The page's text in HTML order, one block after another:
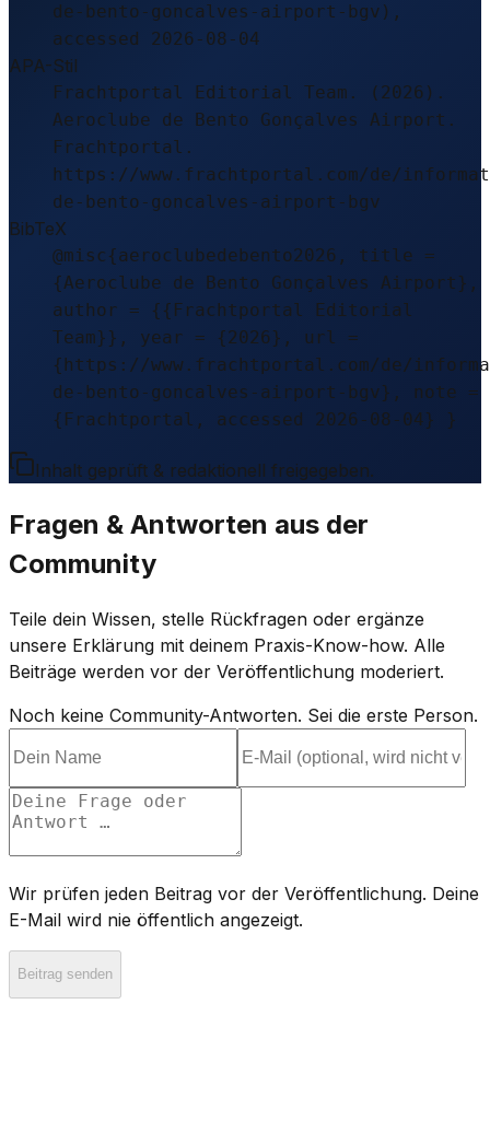
de-bento-goncalves-airport-bgv),
accessed 2026-08-04
APA-Stil
Frachtportal Editorial Team. (2026).
Aeroclube de Bento Gonçalves Airport.
Frachtportal.
https://www.frachtportal.com/de/
de-bento-goncalves-airport-bgv
BibTeX
@misc{aeroclubedebento2026, title =
{Aeroclube de Bento Gonçalves Airport},
author = {{Frachtportal Editorial
Team}}, year = {2026}, url =
{https://www.frachtportal.com/de/
de-bento-goncalves-airport-bgv}, note =
{Frachtportal, accessed 2026-08-04} }
Inhalt geprüft & redaktionell freigegeben.
Fragen & Antworten aus der
Community
Teile dein Wissen, stelle Rückfragen oder ergänze
unsere Erklärung mit deinem Praxis-Know-how. Alle
Beiträge werden vor der Veröffentlichung moderiert.
Noch keine Community-Antworten. Sei die erste Person.
Wir prüfen jeden Beitrag vor der Veröffentlichung. Deine
E-Mail wird nie öffentlich angezeigt.
Beitrag senden